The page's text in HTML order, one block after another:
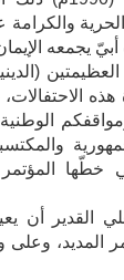
والكرامة
يجمعه
العظيمتين
خطّها
القدير أن
المديد، وعلى